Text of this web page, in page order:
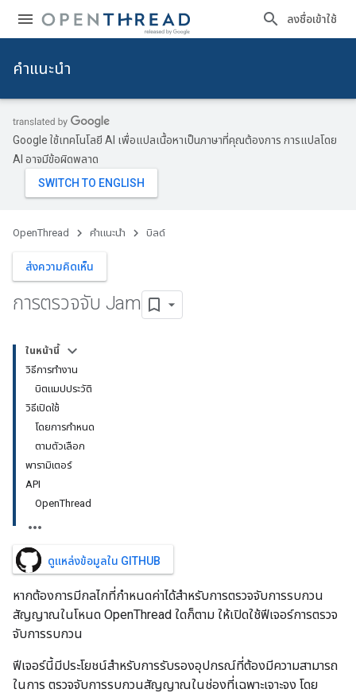
ลงชื่อเข้าใช้
คำแนะนำ
Google ใช้เทคโนโลยี AI เพื่อแปลเนื้อหาเป็นภาษาที่คุณต้องการ การแปลโดย
AI อาจมีข้อผิดพลาด
OpenThread คำแนะนำ บิลด์
ส่งความคิดเห็น
การตรวจจับ Jam
ในหน้านี้
วิธีการทำงาน
บิตแมปประวัติ
วิธีเปิดใช้
โดยการกำหนด
ตามตัวเลือก
พารามิเตอร์
API
OpenThread
ดูแหล่งข้อมูลใน GITHUB
หากต้องการมีกลไกที่กำหนดค่าได้สำหรับการตรวจจับการรบกวน
สัญญาณในโหนด OpenThread ใดก็ตาม ให้เปิดใช้ฟีเจอร์การตรวจ
จับการรบกวน
ฟีเจอร์นี้มีประโยชน์สำหรับการรับรองอุปกรณ์ที่ต้องมีความสามารถ
ในการ ตรวจจับการรบกวนสัญญาณในช่องที่เฉพาะเจาะจง โดย